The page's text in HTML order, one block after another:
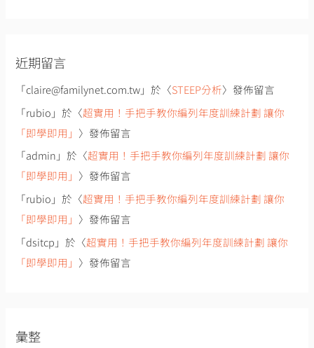
近期留言
「claire@familynet.com.tw」於〈STEEP分析〉發佈留言
「rubio 」於〈超實用！手把手教你編列年度訓練計劃 讓你
「即學即用」 〉發佈留言
「admin 」於〈超實用！手把手教你編列年度訓練計劃 讓你
「即學即用」 〉發佈留言
「rubio 」於〈超實用！手把手教你編列年度訓練計劃 讓你
「即學即用」 〉發佈留言
「dsitcp 」於〈超實用！手把手教你編列年度訓練計劃 讓你
「即學即用」 〉發佈留言
彙整